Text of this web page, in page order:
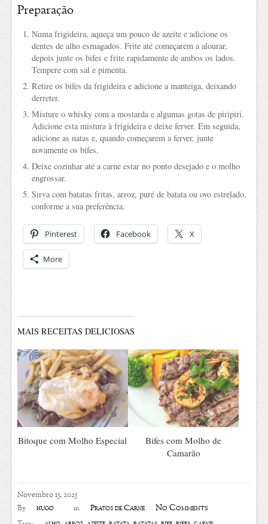
Novembro 15, 2025
By hugo in Pratos de Carne No Comments
Preparação
Numa frigideira, aqueça um pouco de azeite e adicione os
dentes de alho esmagados. Frite até começarem a alourar,
depois junte os bifes e frite rapidamente de ambos os lados.
Tempere com sal e pimenta.
Retire os bifes da frigideira e adicione a manteiga, deixando
derreter.
Misture o whisky com a mostarda e algumas gotas de piripiri.
Adicione esta mistura à frigideira e deixe ferver. Em seguida,
adicione as natas e, quando começarem a ferver, junte
novamente os bifes.
Deixe cozinhar até a carne estar no ponto desejado e o molho
engrossar.
Sirva com batatas fritas, arroz, puré de batata ou ovo estrelado,
conforme a sua preferência.
Pinterest Facebook X
More
MAIS RECEITAS DELICIOSAS
Bitoque com Molho Especial
Bifes com Molho de
Camarão